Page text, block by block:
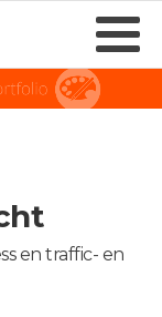
en traffic- en